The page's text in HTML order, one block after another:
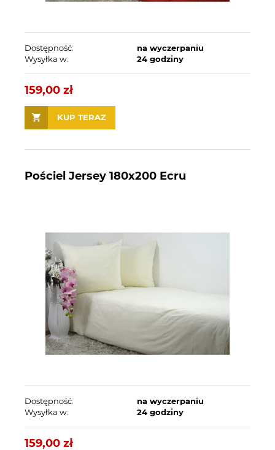
Dostępność:
na wyczerpaniu
Wysyłka w:
24 godziny
159,00 zł
KUP TERAZ
Pościel Jersey 180x200 Ecru
Dostępność:
na wyczerpaniu
Wysyłka w:
24 godziny
159,00 zł